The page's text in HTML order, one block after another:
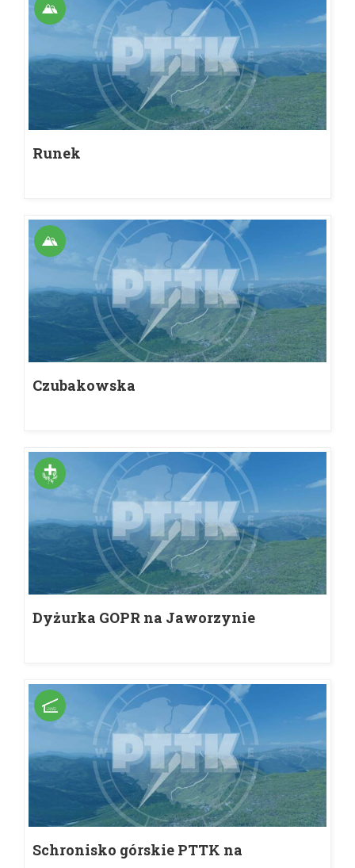
Runek
Czubakowska
Dyżurka GOPR na Jaworzynie
Krynickiej
Schronisko górskie PTTK na